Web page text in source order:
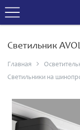
Светильник
Главная
Светильники на